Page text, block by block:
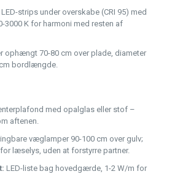
LED-strips under overskabe (CRI 95) med
3000 K for harmoni med resten af
ophængt 70-80 cm over plade, diameter
bordlængde.
med opalglas eller stof –
aftenen.
væglamper 90-100 cm over gulv;
læselys, uden at forstyrre partner.
LED-liste bag hovedgærde, 1-2 W/m for